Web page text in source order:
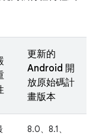
更新的
Android 開
放原始碼計
畫版本
8.0、8.1、